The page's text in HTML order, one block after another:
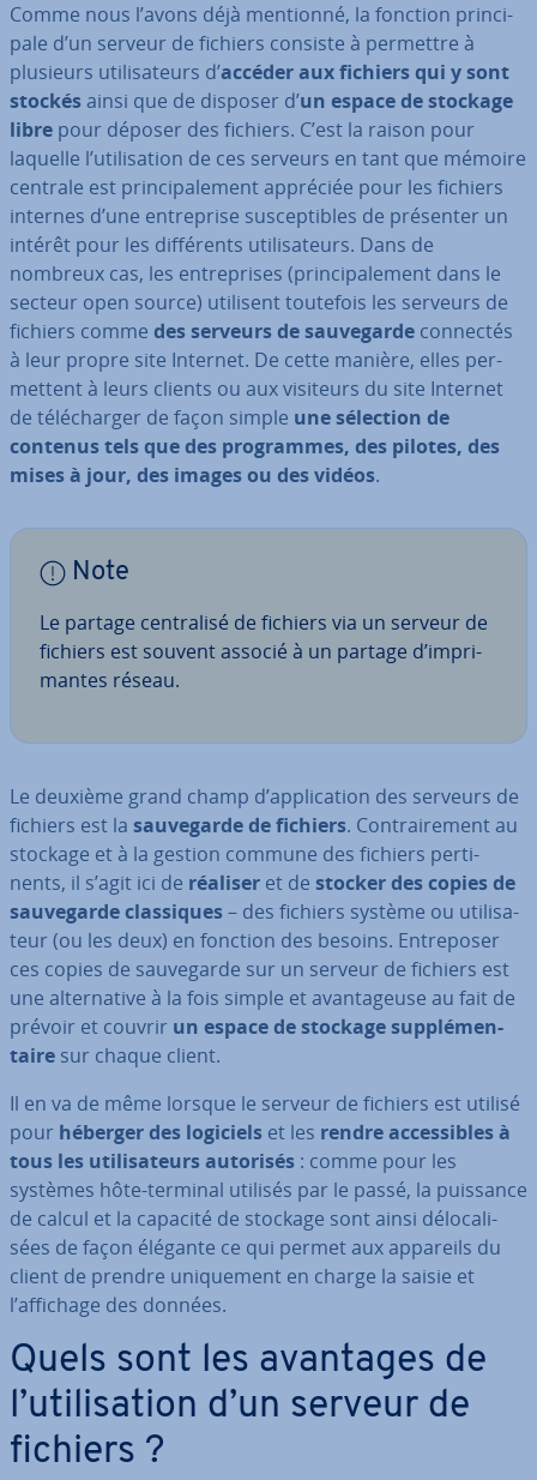
Comme nous l’avons déjà mentionné, la fonction prin­ci­
pale d’un serveur de fichiers consiste à permettre à
plusieurs uti­li­sa­teurs d’accéder aux fichiers qui y sont
stockésainsi que de disposer d’un espace de stockage
libre pour déposer des fichiers. C’est la raison pour
laquelle l’uti­li­sa­tion de ces serveurs en tant que mémoire
centrale est prin­ci­pa­le­ment appréciée pour les fichiers
internes d’une en­tre­prise sus­cep­tibles de présenter un
intérêt pour les dif­fé­rents uti­li­sa­teurs. Dans de
nombreux cas, les en­tre­prises (prin­ci­pa­le­ment dans le
secteur open source) utilisent toutefois les serveurs de
fichiers comme des serveurs de sau­ve­garde connectés
à leur propre site Internet. De cette manière, elles per­
met­tent à leurs clients ou aux visiteurs du site Internet
de té­lé­char­ger de façon simple une sélection de
contenus tels que des pro­grammes, des pilotes, des
mises à jour, des images ou des vidéos.
Note
Le partage cen­tra­lisé de fichiers via un serveur de
fichiers est souvent associé à un partage d’im­pri­
mantes réseau.
Le deuxième grand champ d’ap­pli­ca­tion des serveurs de
fichiers est la sau­ve­garde de fichiers. Con­trai­re­ment au
stockage et à la gestion commune des fichiers per­ti­
nents, il s’agit ici de réaliser et de stocker des copies de
sau­ve­garde clas­siques– des fichiers système ou uti­li­sa­
teur (ou les deux) en fonction des besoins. En­tre­po­ser
ces copies de sau­ve­garde sur un serveur de fichiers est
une al­ter­na­tive à la fois simple et avan­ta­geuse au fait de
prévoir et couvrir un espace de stockage sup­plé­men­
taire sur chaque client.
Il en va de même lorsque le serveur de fichiers est utilisé
pour héberger des logiciels et les rendre ac­ces­sibles à
tous les uti­li­sa­teurs autorisés : comme pour les
systèmes hôte-terminal utilisés par le passé, la puissance
de calcul et la capacité de stockage sont ainsi dé­lo­ca­li­
sées de façon élégante ce qui permet aux appareils du
client de prendre uni­que­ment en charge la saisie et
l’affichage des données.
Quels sont les avantages de
l’uti­li­sa­tion d’un serveur de
fichiers ?